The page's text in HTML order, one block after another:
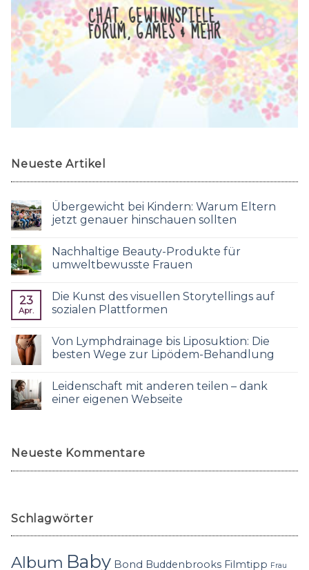
CHAT, GEWINNSPIELE,
FORUM, GAMES & MEHR
Neueste Artikel
Übergewicht bei Kindern: Warum Eltern
jetzt genauer hinschauen sollten
Nachhaltige Beauty-Produkte für
umweltbewusste Frauen
23
Apr.
Die Kunst des visuellen Storytellings auf
sozialen Plattformen
Von Lymphdrainage bis Liposuktion: Die
besten Wege zur Lipödem-Behandlung
Leidenschaft mit anderen teilen – dank
einer eigenen Webseite
Neueste Kommentare
Schlagwörter
Album Baby Bond Buddenbrooks Filmtipp Frau